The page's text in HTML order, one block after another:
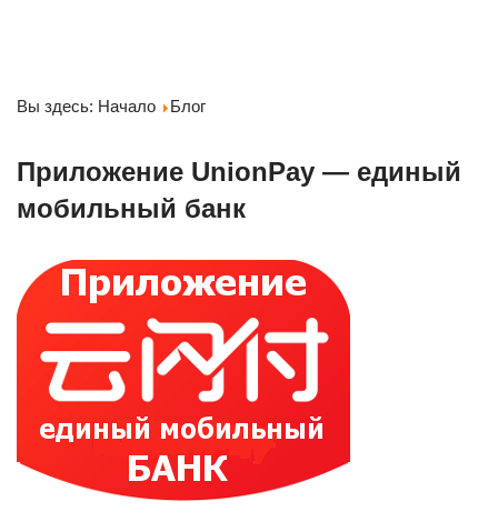
Вы здесь: Начало Блог
Приложение UnionPay — единый
мобильный банк